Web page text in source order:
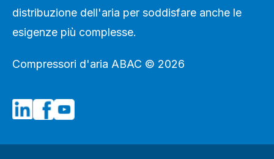
distribuzione dell'aria per soddisfare anche le
esigenze più complesse.
Compressori d'aria ABAC © 2026